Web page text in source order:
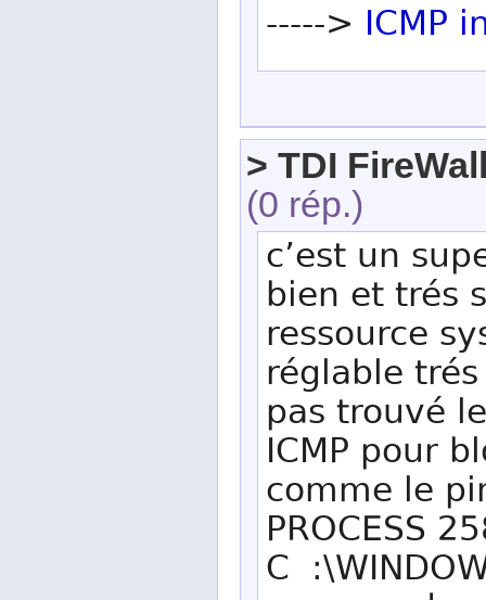
-----> ICMP
> TDI
(0 rép.)
c’est un
bien et trés
ressource
réglable
pas trouvé
ICMP pour
comme le
PROCESS
C